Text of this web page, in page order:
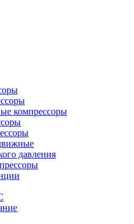
компрессоры
давления